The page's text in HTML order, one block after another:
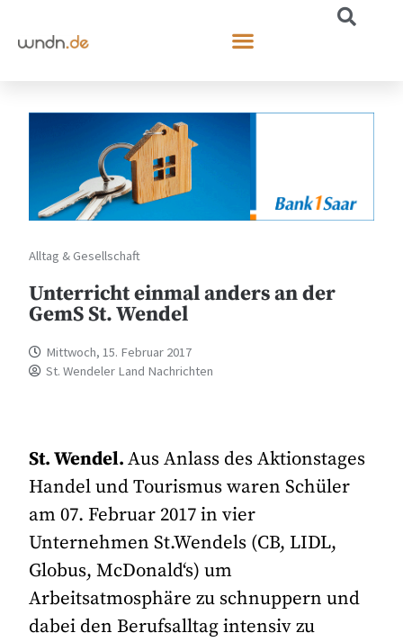
Alltag & Gesellschaft
Unterricht einmal anders an der
GemS St. Wendel
Mittwoch, 15. Februar 2017
St. Wendeler Land Nachrichten
St. Wendel.Aus Anlass des Aktionstages
Handel und Tourismus waren Schüler
am 07. Februar 2017 in vier
Unternehmen St.Wendels (CB, LIDL,
Globus, McDonald‘s) um
Arbeitsatmosphäre zu schnuppern und
dabei den Berufsalltag intensiv zu